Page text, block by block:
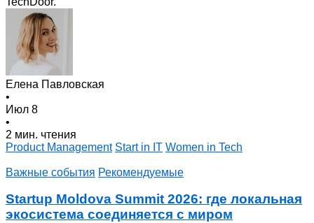
Елена Павловская
•
Июл 8
•
2 мин. чтения
Product Management Start in IT Women in Tech
Важные события Рекомендуемые
Startup Moldova Summit 2026: где локальная
экосистема соединяется с миром